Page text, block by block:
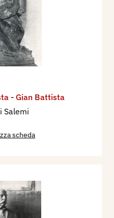
- Gian Battista
Salemi
scheda